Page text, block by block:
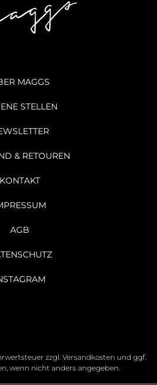
MAGGS
STELLEN
& RETOUREN
KONTAKT
AGB
zzgl. Versandkosten und ggf.
wenn nicht anders angegeben.